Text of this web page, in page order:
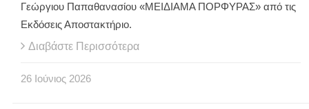
Γεώργιου Παπαθανασίου «ΜΕΙΔΙΑΜΑ ΠΟΡΦΥΡΑΣ» από τις
Εκδόσεις Αποστακτήριο.
Διαβάστε Περισσότερα
26 Ιούνιος 2026